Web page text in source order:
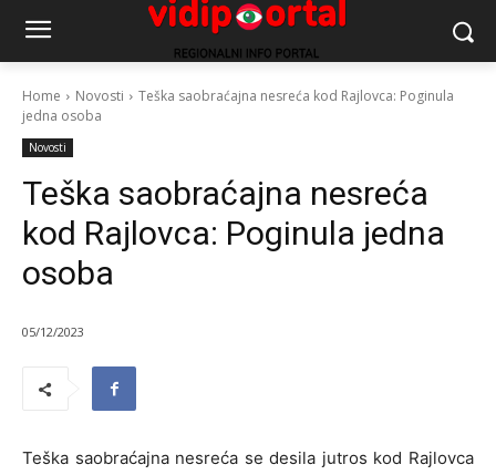
Home Novosti
Teška saobraćajna nesreća kod Rajlovca: Poginula
jedna osoba
Novosti
Teška saobraćajna nesreća
kod Rajlovca: Poginula jedna
osoba
05/12/2023
Teška saobraćajna nesreća se desila jutros kod Rajlovca